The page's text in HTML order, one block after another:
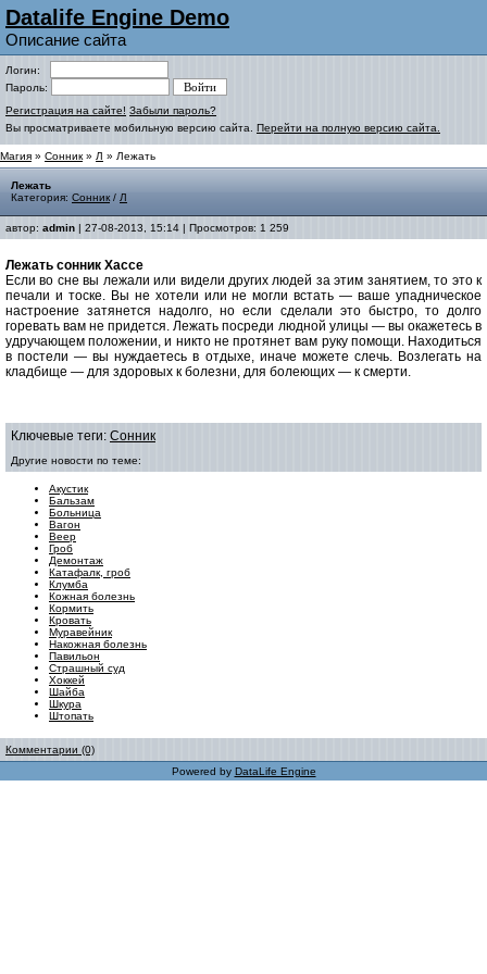
Datalife Engine Demo
Описание сайта
Логин:
Пароль:
Регистрация на сайте! Забыли пароль?
Вы просматриваете мобильную версию сайта. Перейти на полную версию сайта.
Магия » Сонник » Л » Лежать
Лежать
Категория: Сонник / Л
автор: admin | 27-08-2013, 15:14 | Просмотров: 1 259
Лежать cонник Хассе
Если во сне вы лежали или видели других людей за этим занятием, то это к
печали и тоске. Вы не хотели или не могли встать — ваше упадническое
настроение затянется надолго, но если сделали это быстро, то долго
горевать вам не придется. Лежать посреди людной улицы — вы окажетесь в
удручающем положении, и никто не протянет вам руку помощи. Находиться
в постели — вы нуждаетесь в отдыхе, иначе можете слечь. Возлегать на
кладбище — для здоровых к болезни, для болеющих — к смерти.
Ключевые теги: Сонник
Другие новости по теме:
Акустик
Бальзам
Больница
Вагон
Веер
Гроб
Демонтаж
Катафалк, гроб
Клумба
Кожная болезнь
Кормить
Кровать
Муравейник
Накожная болезнь
Павильон
Страшный суд
Хоккей
Шайба
Шкура
Штопать
Комментарии (0)
Powered by DataLife Engine